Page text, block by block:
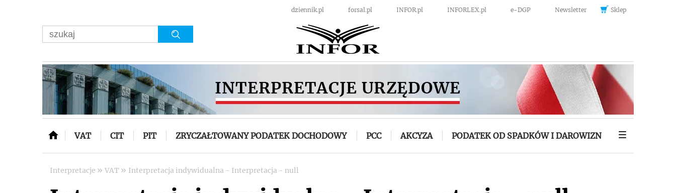
dziennik.pl forsal.pl INFOR.pl INFORLEX.pl e-DGP Newsletter Sklep
VAT CIT PIT ZRYCZAŁTOWANY PODATEK DOCHODOWY PCC AKCYZA PODATEK OD SPADKÓW I DAROWIZN
Interpretacje » VAT » Interpretacja indywidualna - Interpretacja - null